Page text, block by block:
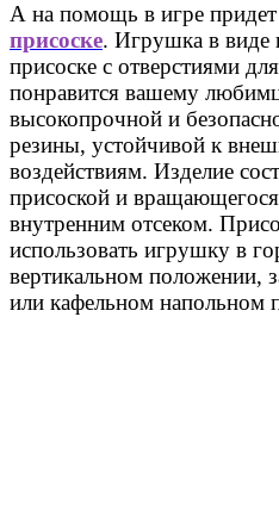
А на помощь в игре придет
присоске. Игрушка в виде
присоске с отверстиями
понравится вашему
высокопрочной и
резины, устойчивой к
воздействиям. Изделие
присоской и
внутренним отсеком.
использовать игрушку в
вертикальном положении,
или кафельном напольном